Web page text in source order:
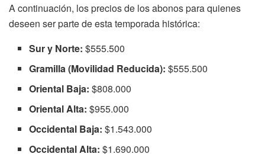
A continuación, los precios de los abonos para quienes
deseen ser parte de esta temporada histórica:
Sur y Norte: $555.500
Gramilla (Movilidad Reducida): $555.500
Oriental Baja: $808.000
Oriental Alta: $955.000
Occidental Baja: $1.543.000
Occidental Alta: $1.690.000